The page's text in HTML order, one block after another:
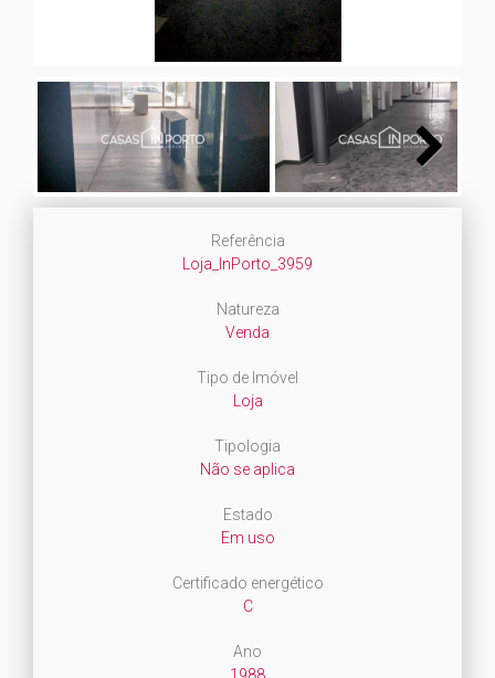
Next
Referência
Loja_InPorto_3959
Natureza
Venda
Tipo de Imóvel
Loja
Tipologia
Não se aplica
Estado
Em uso
Certificado energético
C
Ano
1988